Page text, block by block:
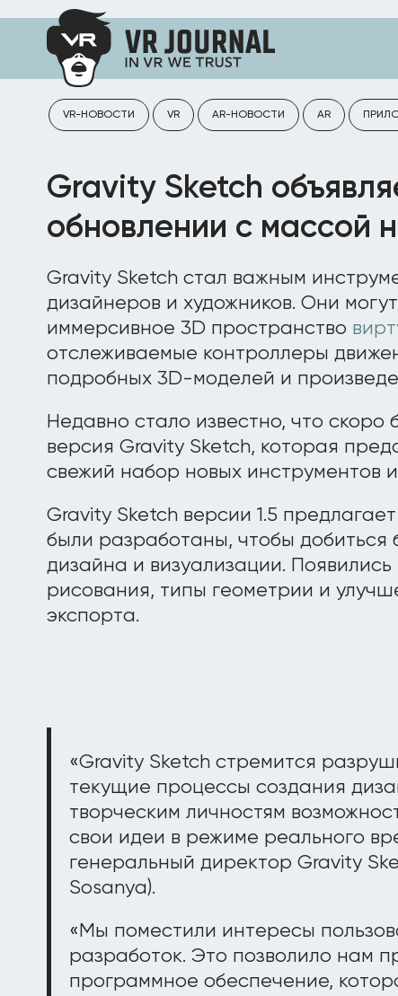
VR-НОВОСТИ VR AR-НОВОСТИ AR
Gravity Sketch
обновлении с массой
Gravity Sketch стал важным
дизайнеров и художников. Они
иммерсивное 3D пространство
отслеживаемые контроллеры
подробных 3D-моделей и
Недавно стало известно, что
версия Gravity Sketch, которая
свежий набор новых инструментов
Gravity Sketch версии 1.5
были разработаны, чтобы добиться
дизайна и визуализации.
рисования, типы геометрии и
экспорта.
«Gravity Sketch стремится
текущие процессы создания
творческим личностям
свои идеи в режиме реального
генеральный директор Gravity
Sosanya).
«Мы поместили интересы
разработок. Это позволило нам
программное обеспечение,